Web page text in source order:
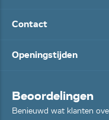
Contact
Openingstijden
Beoordelingen
Benieuwd wat klanten